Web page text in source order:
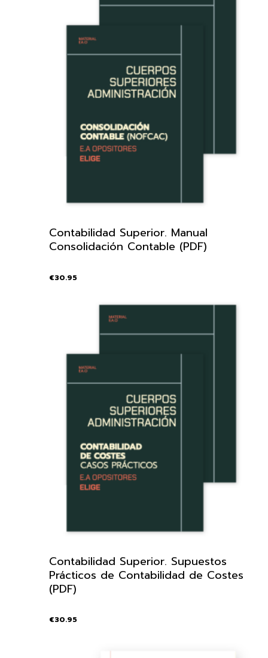
Contabilidad Superior. Manual
Consolidación Contable (PDF)
€30.95
Contabilidad Superior. Supuestos
Prácticos de Contabilidad de Costes
(PDF)
€30.95